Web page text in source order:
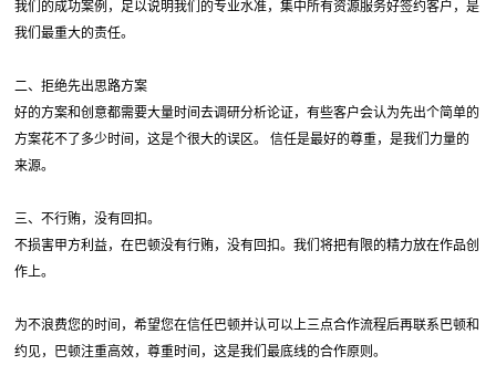
我们的成功案例，足以说明我们的专业水准，集中所有资源服务好签约客户，是
我们最重大的责任。
二、拒绝先出思路方案
好的方案和创意都需要大量时间去调研分析论证，有些客户会认为先出个简单的
方案花不了多少时间，这是个很大的误区。 信任是最好的尊重，是我们力量的
来源。
三、不行贿，没有回扣。
不损害甲方利益，在巴顿没有行贿，没有回扣。我们将把有限的精力放在作品创
作上。
为不浪费您的时间，希望您在信任巴顿并认可以上三点合作流程后再联系巴顿和
约见，巴顿注重高效，尊重时间，这是我们最底线的合作原则。